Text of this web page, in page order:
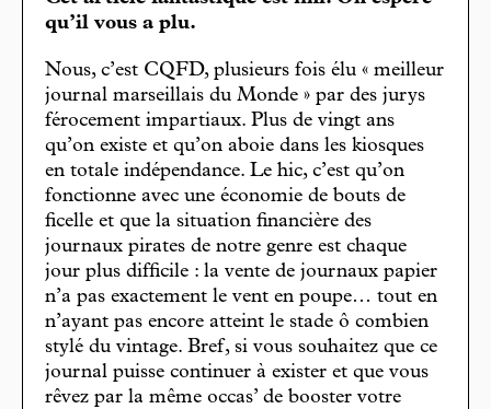
qu’il vous a plu.
Nous, c’est CQFD, plusieurs fois élu « meilleur
journal marseillais du Monde » par des jurys
férocement impartiaux. Plus de vingt ans
qu’on existe et qu’on aboie dans les kiosques
en totale indépendance. Le hic, c’est qu’on
fonctionne avec une économie de bouts de
ficelle et que la situation financière des
journaux pirates de notre genre est chaque
jour plus difficile : la vente de journaux papier
n’a pas exactement le vent en poupe… tout en
n’ayant pas encore atteint le stade ô combien
stylé du vintage. Bref, si vous souhaitez que ce
journal puisse continuer à exister et que vous
rêvez par la même occas’ de booster votre